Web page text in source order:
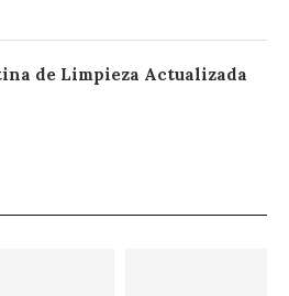
de Limpieza Actualizada